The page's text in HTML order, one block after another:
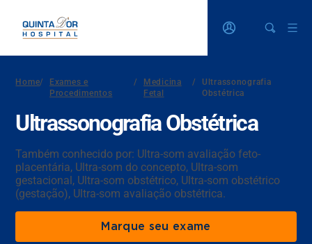
Home/
Exames e
Procedimentos
/
Medicina
Fetal
/
Ultrassonografia
Obstétrica
Ultrassonografia Obstétrica
Também conhecido por: Ultra-som avaliação feto-
placentária, Ultra-som do concepto, Ultra-som
gestacional, Ultra-som obstétrico, Ultra-som obstétrico
(gestação), Ultra-som avaliação obstétrica.
Marque seu exame